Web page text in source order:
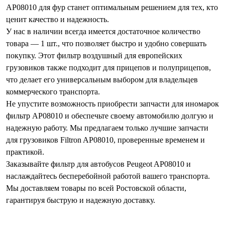
AP08010 для фур станет оптимальным решением для тех, кто
ценит качество и надежность.
У нас в наличии всегда имеется достаточное количество
товара — 1 шт., что позволяет быстро и удобно совершать
покупку. Этот фильтр воздушный для европейских
грузовиков также подходит для прицепов и полуприцепов,
что делает его универсальным выбором для владельцев
коммерческого транспорта.
Не упустите возможность приобрести запчасти для иномарок
фильтр AP08010 и обеспечьте своему автомобилю долгую и
надежную работу. Мы предлагаем только лучшие запчасти
для грузовиков Filtron AP08010, проверенные временем и
практикой.
Заказывайте фильтр для автобусов Peugeot AP08010 и
наслаждайтесь бесперебойной работой вашего транспорта.
Мы доставляем товары по всей Ростовской области,
гарантируя быструю и надежную доставку.